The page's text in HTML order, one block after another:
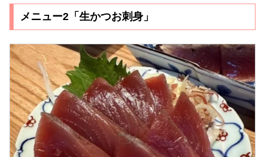
メニュー2「生かつお刺身」